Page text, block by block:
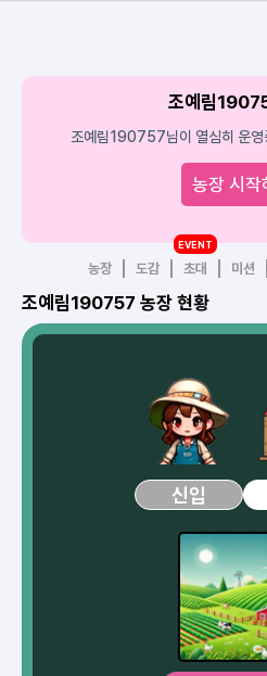
조예림
조예림190757님이 열심히 운영
농장 시작
농장 도감 초대
EVENT
미션
조예림190757 농장 현황
신입